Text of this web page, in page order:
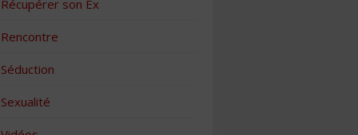
Récupérer son Ex
Rencontre
Séduction
Sexualité